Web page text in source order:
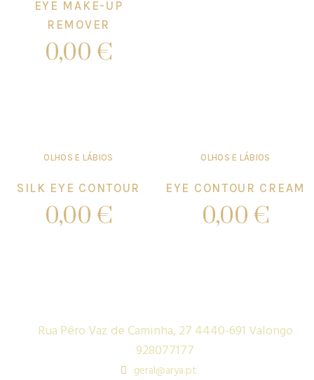
EYE MAKE-UP
REMOVER
0,00 €
OLHOS E LÁBIOS
SILK EYE CONTOUR
0,00 €
OLHOS E LÁBIOS
EYE CONTOUR CREAM
0,00 €
Rua Pêro Vaz de Caminha, 27 4440-691 Valongo
928077177
geral@arya.pt